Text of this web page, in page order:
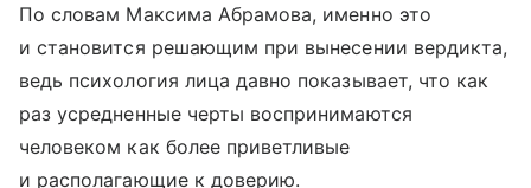
По словам Максима Абрамова, именно это
и становится решающим при вынесении вердикта,
ведь психология лица давно показывает, что как
раз усредненные черты воспринимаются
человеком как более приветливые
и располагающие к доверию.